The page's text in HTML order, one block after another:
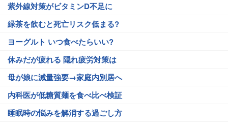
紫外線対策がビタミンD不足に
緑茶を飲むと死亡リスク低まる?
ヨーグルト いつ食べたらいい?
休みだが疲れる 隠れ疲労対策は
母が娘に減量強要→家庭内別居へ
内科医が低糖質麺を食べ比べ検証
睡眠時の悩みを解消する過ごし方